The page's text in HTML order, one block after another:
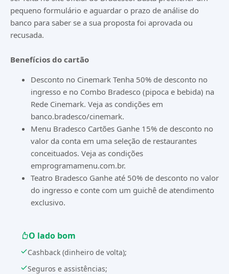
pequeno formulário e aguardar o prazo de análise do
banco para saber se a sua proposta foi aprovada ou
recusada.
Benefícios do cartão
Desconto no Cinemark Tenha 50% de desconto no
ingresso e no Combo Bradesco (pipoca e bebida) na
Rede Cinemark. Veja as condições em
banco.bradesco/cinemark.
Menu Bradesco Cartões Ganhe 15% de desconto no
valor da conta em uma seleção de restaurantes
conceituados. Veja as condições
emprogramamenu.com.br.
Teatro Bradesco Ganhe até 50% de desconto no valor
do ingresso e conte com um guichê de atendimento
exclusivo.
O lado bom
Cashback (dinheiro de volta);
Seguros e assistências;